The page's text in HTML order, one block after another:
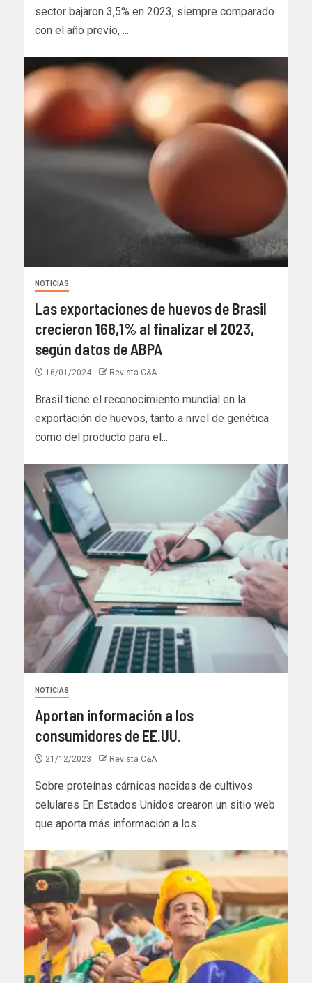
sector bajaron 3,5% en 2023, siempre comparado
con el año previo, ...
NOTICIAS
Las exportaciones de huevos de Brasil
crecieron 168,1% al finalizar el 2023,
según datos de ABPA
16/01/2024 Revista C&A
Brasil tiene el reconocimiento mundial en la
exportación de huevos, tanto a nivel de genética
como del producto para el...
NOTICIAS
Aportan información a los
consumidores de EE.UU.
21/12/2023 Revista C&A
Sobre proteínas cárnicas nacidas de cultivos
celulares En Estados Unidos crearon un sitio web
que aporta más información a los...